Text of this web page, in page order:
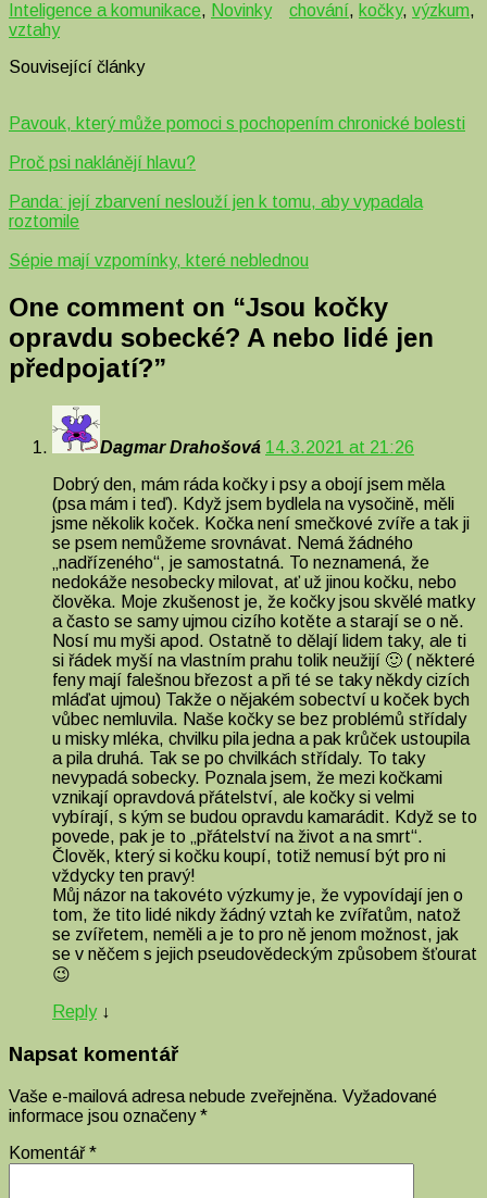
Inteligence a komunikace, Novinky chování, kočky, výzkum,
vztahy
Související články
Pavouk, který může pomoci s pochopením chronické bolesti
Proč psi naklánějí hlavu?
Panda: její zbarvení neslouží jen k tomu, aby vypadala
roztomile
Sépie mají vzpomínky, které neblednou
One comment on “Jsou kočky
opravdu sobecké? A nebo lidé jen
předpojatí?”
Dagmar Drahošová 14.3.2021 at 21:26
Dobrý den, mám ráda kočky i psy a obojí jsem měla
(psa mám i teď). Když jsem bydlela na vysočině, měli
jsme několik koček. Kočka není smečkové zvíře a tak ji
se psem nemůžeme srovnávat. Nemá žádného
„nadřízeného“, je samostatná. To neznamená, že
nedokáže nesobecky milovat, ať už jinou kočku, nebo
člověka. Moje zkušenost je, že kočky jsou skvělé matky
a často se samy ujmou cizího kotěte a starají se o ně.
Nosí mu myši apod. Ostatně to dělají lidem taky, ale ti
si řádek myší na vlastním prahu tolik neužijí 🙂 ( některé
feny mají falešnou březost a při té se taky někdy cizích
mláďat ujmou) Takže o nějakém sobectví u koček bych
vůbec nemluvila. Naše kočky se bez problémů střídaly
u misky mléka, chvilku pila jedna a pak krůček ustoupila
a pila druhá. Tak se po chvilkách střídaly. To taky
nevypadá sobecky. Poznala jsem, že mezi kočkami
vznikají opravdová přátelství, ale kočky si velmi
vybírají, s kým se budou opravdu kamarádit. Když se to
povede, pak je to „přátelství na život a na smrt“.
Člověk, který si kočku koupí, totiž nemusí být pro ni
vždycky ten pravý!
Můj názor na takovéto výzkumy je, že vypovídají jen o
tom, že tito lidé nikdy žádný vztah ke zvířatům, natož
se zvířetem, neměli a je to pro ně jenom možnost, jak
se v něčem s jejich pseudovědeckým způsobem šťourat
😉
Reply ↓
Napsat komentář
Vaše e-mailová adresa nebude zveřejněna. Vyžadované
informace jsou označeny*
Komentář*